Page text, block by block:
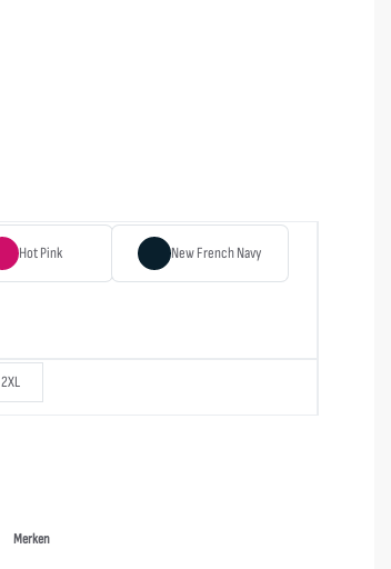
Hot Pink New French Navy
2XL
Merken